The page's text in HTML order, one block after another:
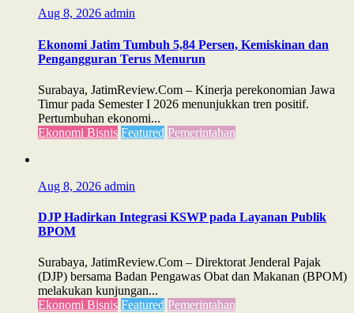
Aug 8, 2026 admin
Ekonomi Jatim Tumbuh 5,84 Persen, Kemiskinan dan
Pengangguran Terus Menurun
Surabaya, JatimReview.Com – Kinerja perekonomian Jawa
Timur pada Semester I 2026 menunjukkan tren positif.
Pertumbuhan ekonomi...
Ekonomi Bisnis Featured Pemerintahan
Aug 8, 2026 admin
DJP Hadirkan Integrasi KSWP pada Layanan Publik
BPOM
Surabaya, JatimReview.Com – Direktorat Jenderal Pajak
(DJP) bersama Badan Pengawas Obat dan Makanan (BPOM)
melakukan kunjungan...
Ekonomi Bisnis Featured Pemerintahan